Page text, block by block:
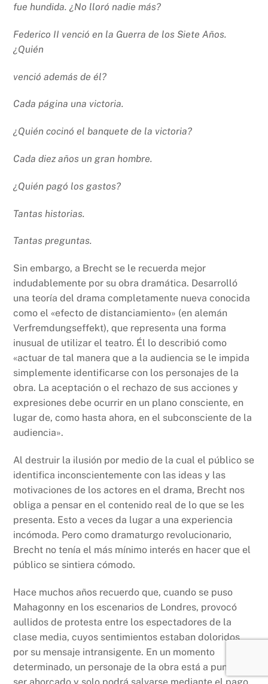
fue hundida. ¿No lloró nadie más?
Federico II venció en la Guerra de los Siete Años.
¿Quién
venció además de él?
Cada página una victoria.
¿Quién cocinó el banquete de la victoria?
Cada diez años un gran hombre.
¿Quién pagó los gastos?
Tantas historias.
Tantas preguntas.
Sin embargo, a Brecht se le recuerda mejor
indudablemente por su obra dramática. Desarrolló
una teoría del drama completamente nueva conocida
como el «efecto de distanciamiento» (en alemán
Verfremdungseffekt), que representa una forma
inusual de utilizar el teatro. Él lo describió como
«actuar de tal manera que a la audiencia se le impida
simplemente identificarse con los personajes de la
obra. La aceptación o el rechazo de sus acciones y
expresiones debe ocurrir en un plano consciente, en
lugar de, como hasta ahora, en el subconsciente de la
audiencia».
Al destruir la ilusión por medio de la cual el público se
identifica inconscientemente con las ideas y las
motivaciones de los actores en el drama, Brecht nos
obliga a pensar en el contenido real de lo que se les
presenta. Esto a veces da lugar a una experiencia
incómoda. Pero como dramaturgo revolucionario,
Brecht no tenía el más mínimo interés en hacer que el
público se sintiera cómodo.
Hace muchos años recuerdo que, cuando se puso
Mahagonny en los escenarios de Londres, provocó
aullidos de protesta entre los espectadores de la
clase media, cuyos sentimientos estaban doloridos
por su mensaje intransigente. En un momento
determinado, un personaje de la obra está a punto de